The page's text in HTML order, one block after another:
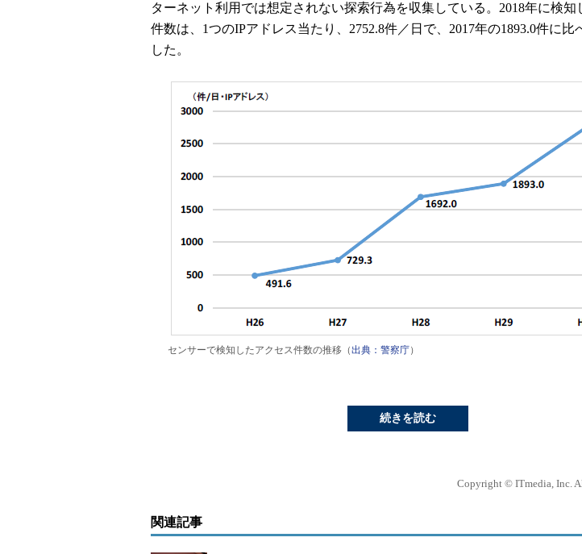
ターネット利用では想定されない探索行為を収集している。2018年に検知
件数は、1つのIPアドレス当たり、2752.8件／日で、2017年の1893.0件に比
した。
センサーで検知したアクセス件数の推移（出典：警察庁）
続きを読む
Copyright © ITmedia, Inc.
関連記事